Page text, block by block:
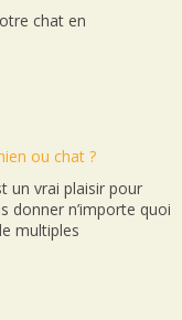
chat en
ou chat ?
un vrai plaisir pour
donner n’importe quoi
multiples